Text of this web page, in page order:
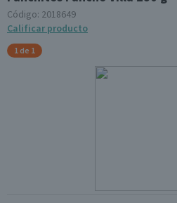
Código: 2018649
Calificar producto
1 de 1